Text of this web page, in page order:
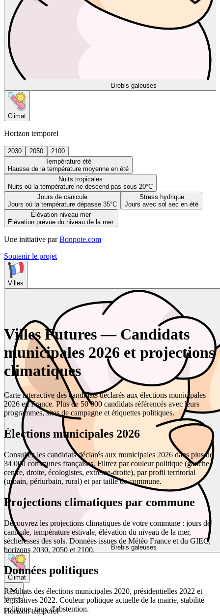
Brebis galeuses
Climat
Horizon temporel
2030 2050
2100
Température été
Hausse de la température moyenne en été
Nuits tropicales
Nuits où la température ne descend pas sous 20°C
Jours de canicule
Jours où la température dépasse 35°C
Stress hydrique
Jours avec sol sec en été
Élévation niveau mer
Élévation prévue du niveau de la mer
Une initiative par Bonpote.com
Soutenir le projet
Villes
Brebis galeuses
Climat
Horizon temporel
Villes Futures — Candidats
municipales 2026 et projections
climatiques
Carte interactive des candidats déclarés aux élections municipales
2026 en France. Plus de 50 000 candidats référencés avec leurs
programmes, sites de campagne et étiquettes politiques.
Élections municipales 2026
Consultez les candidats déclarés aux municipales 2026 dans plus de
34 000 communes françaises. Filtrez par couleur politique (gauche,
centre, droite, écologistes, extrême-droite), par profil territorial
(urbain, périurbain, rural) et par taille de commune.
Projections climatiques par commune
Découvrez les projections climatiques de votre commune : jours de
canicule, température estivale, élévation du niveau de la mer,
sécheresses des sols. Données issues de Météo France et du GIEC,
horizons 2030, 2050 et 2100.
Données politiques
Résultats des élections municipales 2020, présidentielles 2022 et
législatives 2022. Couleur politique actuelle de la mairie, stabilité
politique, taux d'abstention.